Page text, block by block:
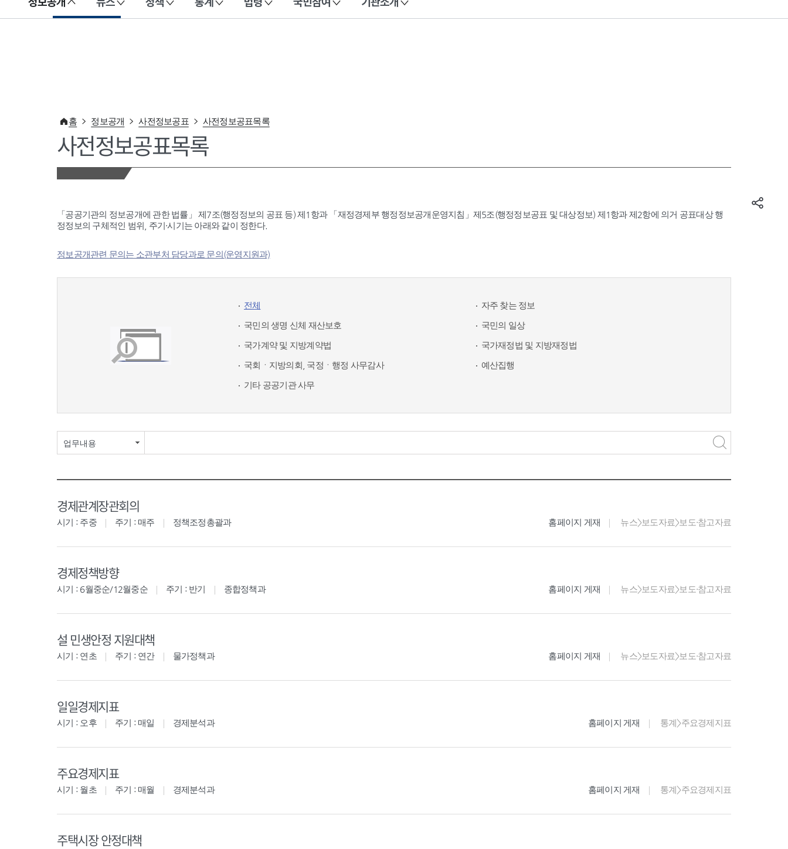
이 누리집은 대한민국 공식 전자정부 누리집입니다.
홈 정보공개 사전정보공표 사전정보공표목록
사전정보공표목록
「공공기관의 정보공개에 관한 법률」 제7조(행정정보의 공표 등) 제1항과 「재정경제부 행정정보공개운영지침」제5조(행정정보공표 및 대상정보) 제1항과 제2항에 의거 공표대상 행
정정보의 구체적인 범위, 주기·시기는 아래와 같이 정한다.
정보공개관련 문의는 소관부처 담당과로 문의(운영지원과)
전체
자주 찾는 정보
국민의 생명 신체 재산보호
국민의 일상
국가계약 및 지방계약법
국가재정법 및 지방재정법
국회ㆍ지방의회, 국정ㆍ행정 사무감사
예산집행
기타 공공기관 사무
업무내용
경제관계장관회의
시기 : 주중 주기 : 매주 정책조정총괄과 홈페이지 게재 뉴스>보도자료>보도·참고자료
경제정책방향
시기 : 6월중순/12월중순 주기 : 반기 종합정책과 홈페이지 게재 뉴스>보도자료>보도·참고자료
설 민생안정 지원대책
시기 : 연초 주기 : 연간 물가정책과 홈페이지 게재 뉴스>보도자료>보도·참고자료
일일경제지표
시기 : 오후 주기 : 매일 경제분석과 홈페이지 게재 통계>주요경제지표
주요경제지표
시기 : 월초 주기 : 매월 경제분석과 홈페이지 게재 통계>주요경제지표
주택시장 안정대책